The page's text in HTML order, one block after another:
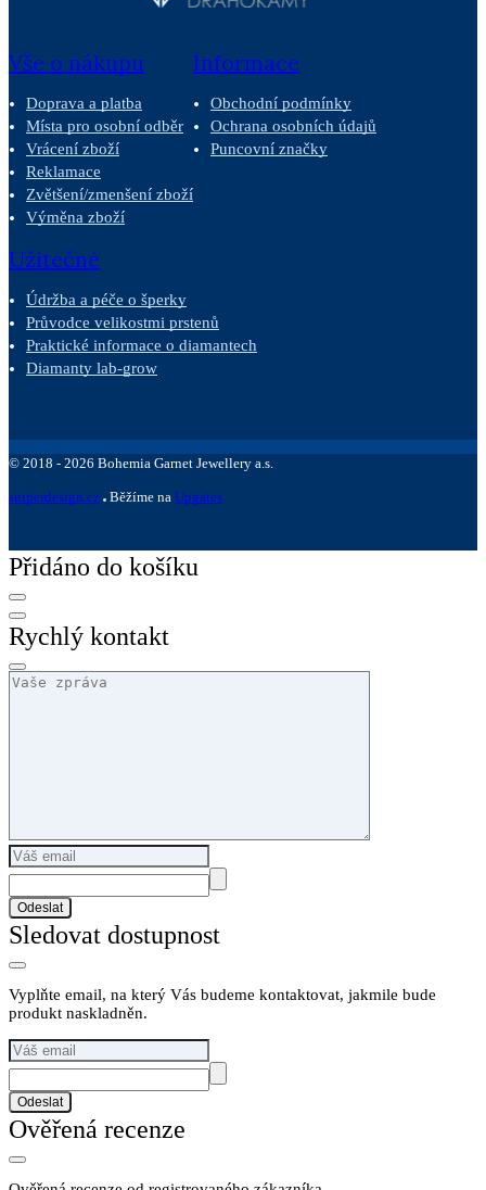
Vše o nákupu
Doprava a platba
Místa pro osobní odběr
Vrácení zboží
Reklamace
Zvětšení/zmenšení zboží
Výměna zboží
Informace
Obchodní podmínky
Ochrana osobních údajů
Puncovní značky
Užitečné
Údržba a péče o šperky
Průvodce velikostmi prstenů
Praktické informace o diamantech
Diamanty lab-grow
© 2018 - 2026 Bohemia Garnet Jewellery a.s.
sniperdesign.cz Běžíme na Upgates
Přidáno do košíku
Rychlý kontakt
Odeslat
Sledovat dostupnost
Vyplňte email, na který Vás budeme kontaktovat, jakmile bude
produkt naskladněn.
Odeslat
Ověřená recenze